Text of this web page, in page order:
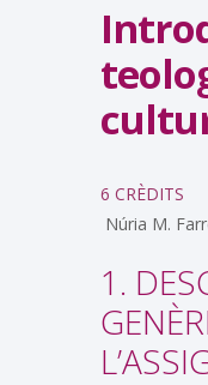
6 CRÈDITS
Núria M.
1.